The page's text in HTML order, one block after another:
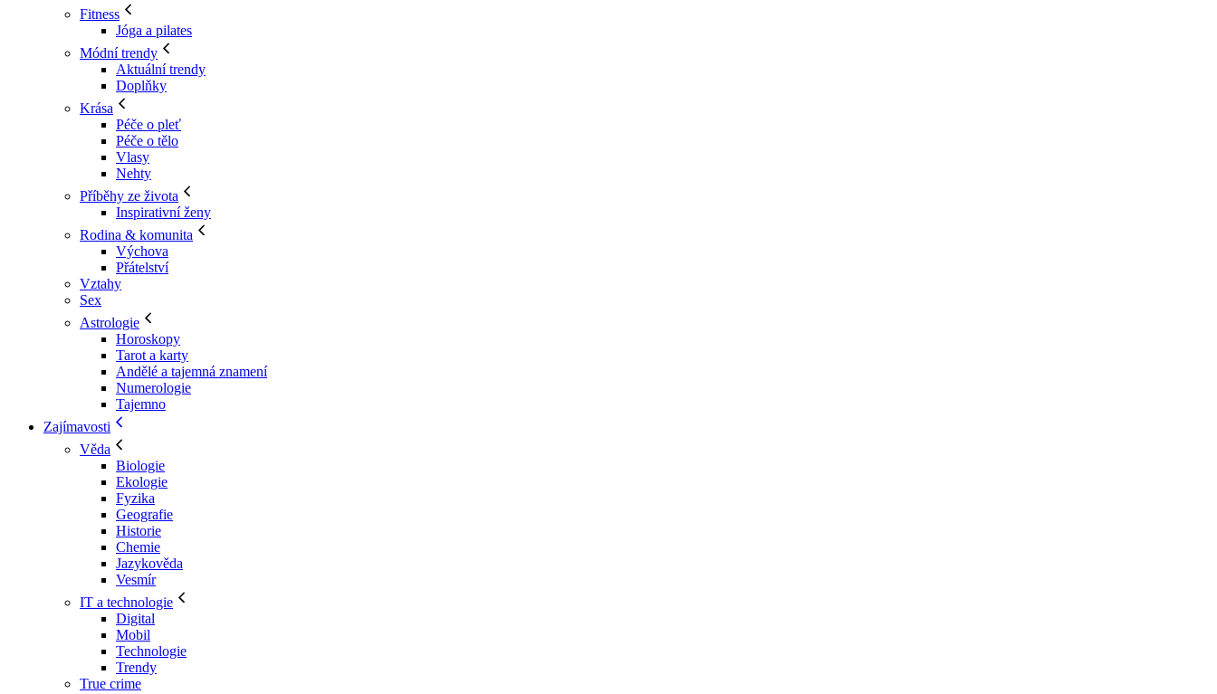
Fitness
Jóga a pilates
Módní trendy
Aktuální trendy
Doplňky
Krása
Péče o pleť
Péče o tělo
Vlasy
Nehty
Příběhy ze života
Inspirativní ženy
Rodina & komunita
Výchova
Přátelství
Vztahy
Sex
Astrologie
Horoskopy
Tarot a karty
Andělé a tajemná znamení
Numerologie
Tajemno
Zajímavosti
Věda
Biologie
Ekologie
Fyzika
Geografie
Historie
Chemie
Jazykověda
Vesmír
IT a technologie
Digital
Mobil
Technologie
Trendy
True crime